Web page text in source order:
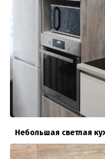
Небольшая светлая